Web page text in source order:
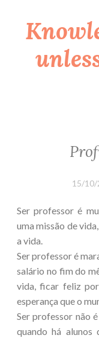
Skip
content
15/10/
Ser professor é
uma missão de
a vida.
Ser professor é
salário no fim do
vida, ficar feliz
esperança que o
Ser professor não
quando há